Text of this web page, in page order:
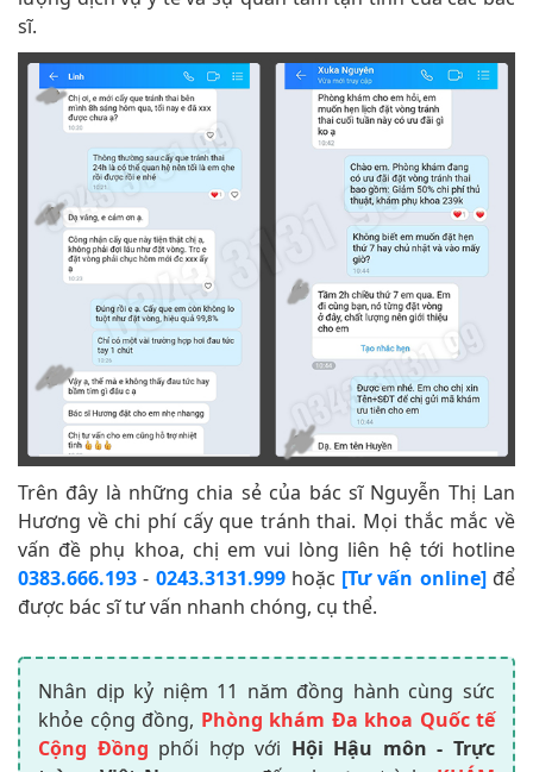
sĩ.
Trên đây là những chia sẻ của bác sĩ Nguyễn Thị Lan
Hương về chi phí cấy que tránh thai. Mọi thắc mắc về
vấn đề phụ khoa, chị em vui lòng liên hệ tới hotline
0383.666.193 - 0243.3131.999hoặc [Tư vấn online]để
được bác sĩ tư vấn nhanh chóng, cụ thể.
Nhân dịp kỷ niệm 11 năm đồng hành cùng sức
khỏe cộng đồng, Phòng khám Đa khoa Quốc tế
Cộng Đồng phối hợp với Hội Hậu môn - Trực